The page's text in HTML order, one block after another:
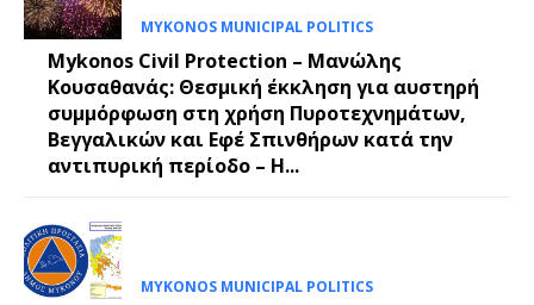
MYKONOS MUNICIPAL POLITICS
Mykonos Civil Protection – Μανώλης
Κουσαθανάς: Θεσμική έκκληση για αυστηρή
συμμόρφωση στη χρήση Πυροτεχνημάτων,
Βεγγαλικών και Εφέ Σπινθήρων κατά την
αντιπυρική περίοδο – Η...
MYKONOS MUNICIPAL POLITICS